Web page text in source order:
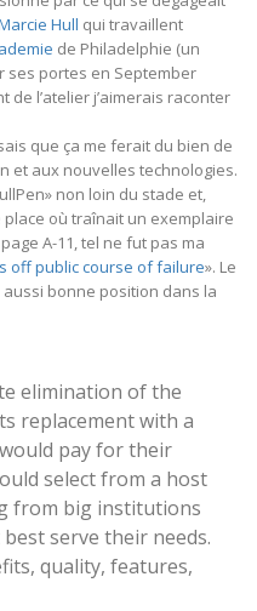
Hull qui travaillent
de Philadelphie (un
ses portes en September
de l’atelier j’aimerais raconter
que ça me ferait du bien de
et aux nouvelles technologies.
non loin du stade et,
où traînait un exemplaire
A-11, tel ne fut pas ma
off public course of failure». Le
bonne position dans la
elimination of the
replacement with a
pay for their
select from a host
from big institutions
serve their needs.
quality, features,